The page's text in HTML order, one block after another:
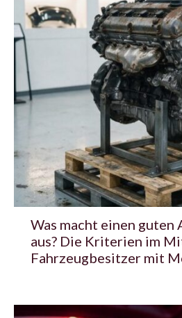
Was macht einen guten
aus? Die Kriterien im
Fahrzeugbesitzer mit